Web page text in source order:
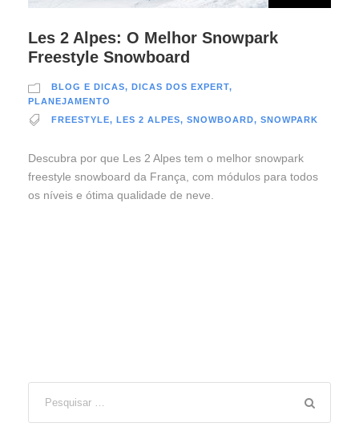
Les 2 Alpes: O Melhor Snowpark
Freestyle Snowboard
BLOG E DICAS, DICAS DOS EXPERT,
PLANEJAMENTO
FREESTYLE, LES 2 ALPES, SNOWBOARD, SNOWPARK
Descubra por que Les 2 Alpes tem o melhor snowpark
freestyle snowboard da França, com módulos para todos
os níveis e ótima qualidade de neve.